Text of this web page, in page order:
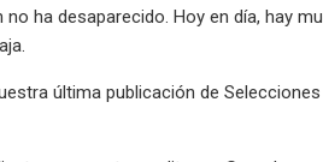
ha desaparecido. Hoy en día, hay
última publicación de